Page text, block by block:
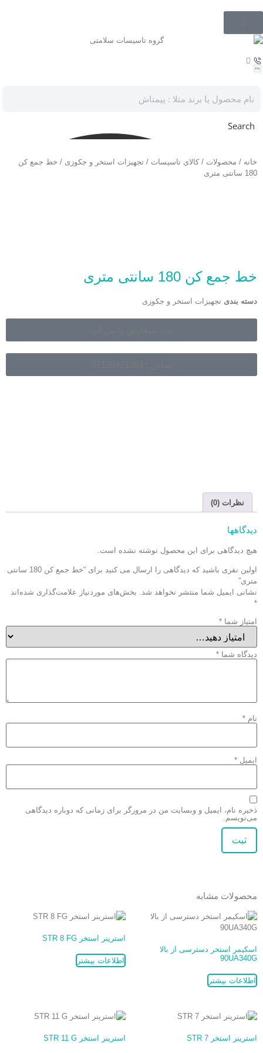
Search
خانه / محصولات / کالای تاسیسات / تجهیزات استخر و جکوزی / خط جمع کن
180 سانتی متری
خط جمع کن 180 سانتی متری
دسته بندی تجهیزات استخر و جکوزی
نظرات (0)
دیدگاهها
هیچ دیدگاهی برای این محصول نوشته نشده است.
اولین نفری باشید که دیدگاهی را ارسال می کنید برای “خط جمع کن 180 سانتی
متری”
نشانی ایمیل شما منتشر نخواهد شد. بخش‌های موردنیاز علامت‌گذاری شده‌اند
*
امتیاز شما *
دیدگاه شما *
نام *
ایمیل *
ذخیره نام، ایمیل و وبسایت من در مرورگر برای زمانی که دوباره دیدگاهی
می‌نویسم.
محصولات مشابه
اسکیمر استخر دسترسی از بالا
90UA340G
اطلاعات بیشتر
استرینر استخر STR 8 FG
اطلاعات بیشتر
استرینر استخر STR 7 استرینر استخر STR 11 G